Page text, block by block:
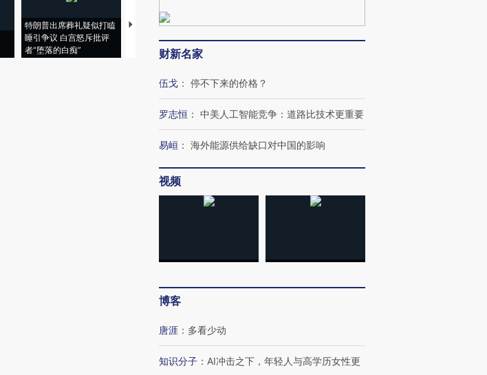
特朗普出席葬礼疑似打瞌
睡引争议 白宫怒斥批评
者“堕落的白痴”
视线｜全球最热百城独占
97个 印度如何熬过48°C
38岁梅西上演帽子戏法
韩国高温创百年纪录 当局
财新名家
伍戈 ： 停不下来的价格？
罗志恒 ： 中美人工智能竞争：道路比技术更重要
易峘 ： 海外能源供给缺口对中国的影响
视频
博客
唐涯 ： 多看少动
知识分子 ： AI冲击之下，年轻人与高学历女性更